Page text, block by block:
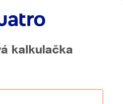
kalkulačka